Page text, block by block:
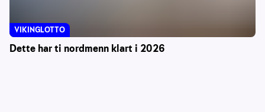
Dette har ti nordmenn klart i 2026
VIKINGLOTTO